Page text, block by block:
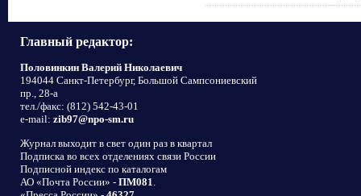
Главный редактор:
Половинкин Валерий Николаевич
194044 Санкт-Петербург, Большой Сампсониевский
пр., 28-а
тел./факс: (812) 542-43-01
e-mail: zib97@npo-sm.ru
Журнал выходит в свет один раз в квартал
Подписка во всех отделениях связи России
Подписной индекс по каталогам
АО «Почта России» - ПМ081